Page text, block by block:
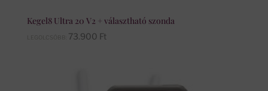
Kegel8 Ultra 20 V2 + választható szonda
73.900 Ft